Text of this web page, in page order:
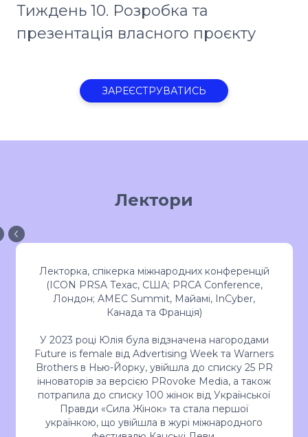
Тиждень 10. Розробка та
презентація власного проєкту
ЗАРЕЄСТРУВАТИСЬ
Лектори
Лекторка, спікерка міжнародних конференцій
(ICON PRSA Техас, США; PRCA Conference,
Лондон; AMEC Summit, Майамі, InCyber,
Канада та Франція)
У 2023 році Юлія була відзначена нагородами
Future is female від Advertising Week та Warners
Brothers в Нью-Йорку, увійшла до списку 25 PR
інноваторів за версією PRovoke Media, а також
потрапила до списку 100 жінок від Української
Правди «Сила Жінок» та стала першої
українкою, що увійшла в журі міжнародного